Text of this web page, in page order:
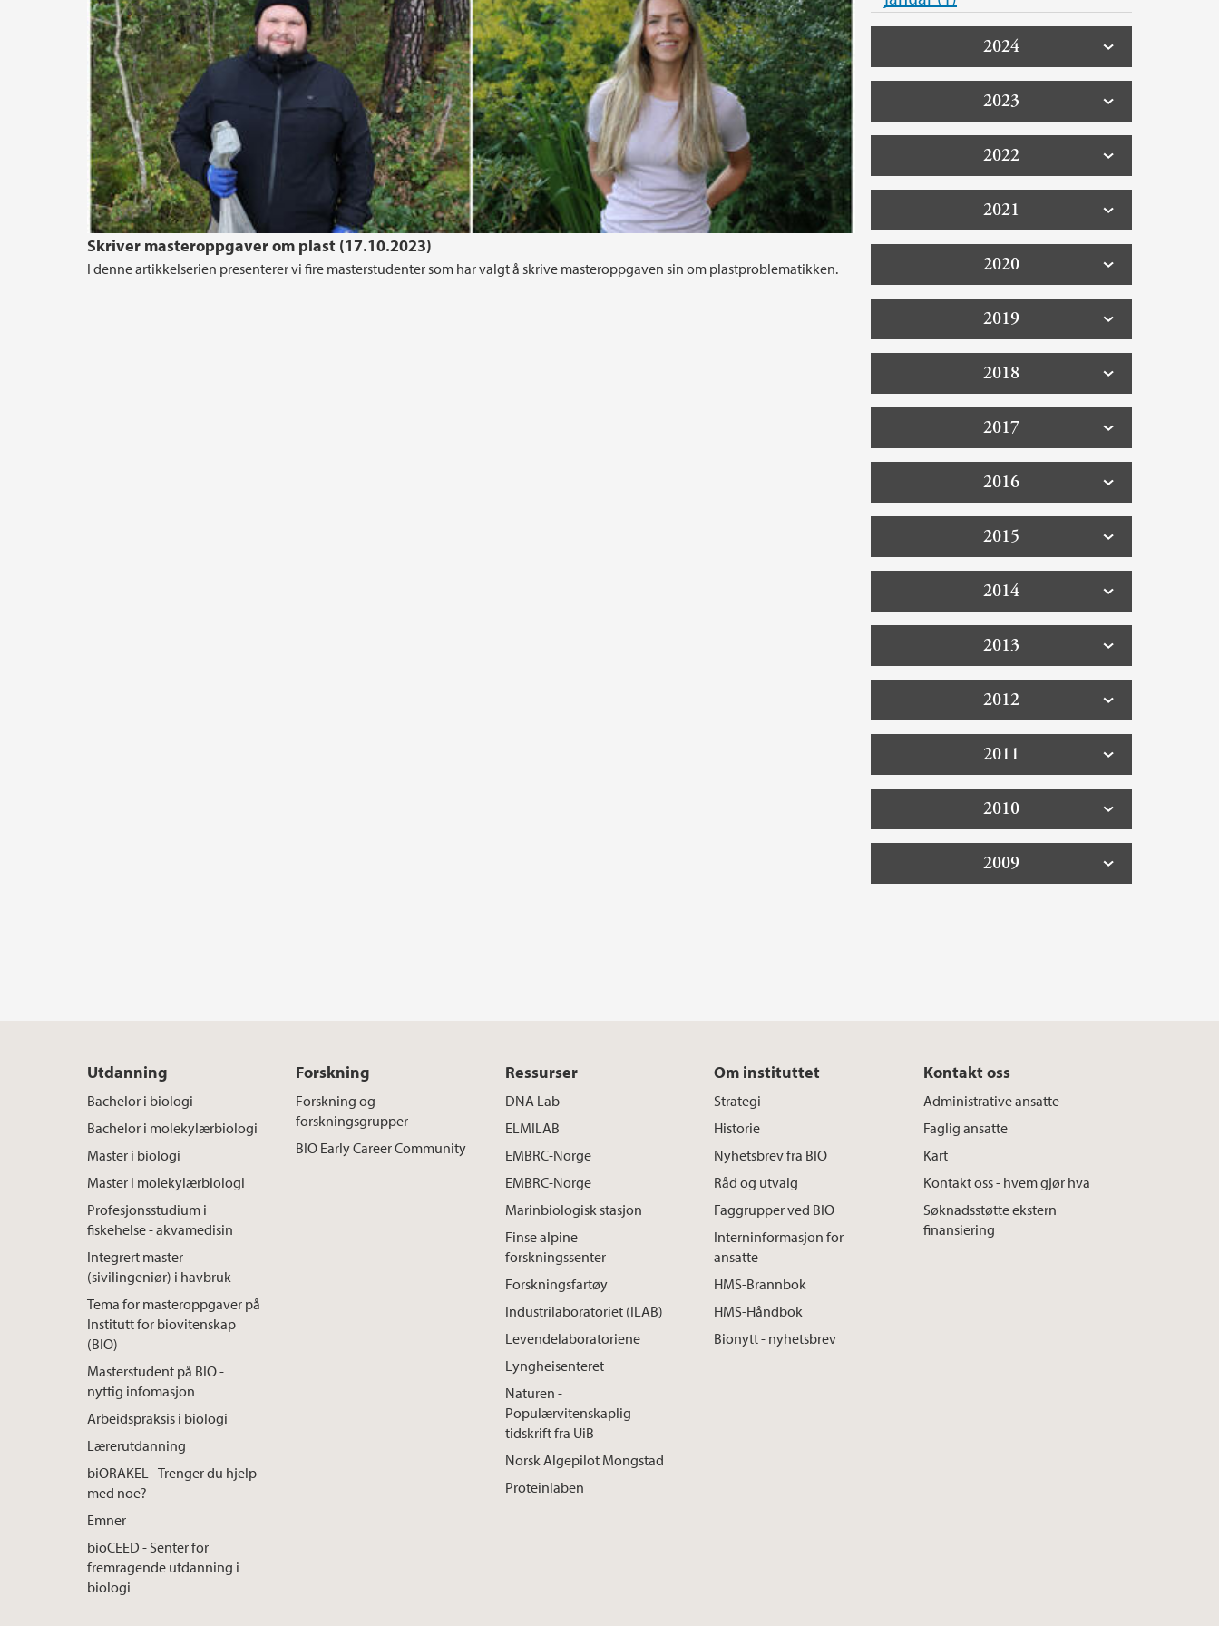
Skriver masteroppgaver om plast (17.10.2023)
I denne artikkelserien presenterer vi fire masterstudenter som har valgt å skrive masteroppgaven sin om plastproblematikken.
2024
2023
2022
2021
2020
2019
2018
2017
2016
2015
2014
2013
2012
2011
2010
2009
Utdanning
Bachelor i biologi
Bachelor i molekylærbiologi
Master i biologi
Master i molekylærbiologi
Profesjonsstudium i
fiskehelse - akvamedisin
Integrert master
(sivilingeniør) i havbruk
Tema for masteroppgaver på
Institutt for biovitenskap
(BIO)
Masterstudent på BIO -
nyttig infomasjon
Arbeidspraksis i biologi
Lærerutdanning
biORAKEL - Trenger du hjelp
med noe?
Emner
bioCEED - Senter for
fremragende utdanning i
biologi
Forskning
Forskning og
forskningsgrupper
BIO Early Career Community
Ressurser
DNA Lab
ELMILAB
EMBRC-Norge
EMBRC-Norge
Marinbiologisk stasjon
Finse alpine
forskningssenter
Forskningsfartøy
Industrilaboratoriet (ILAB)
Levendelaboratoriene
Lyngheisenteret
Naturen -
Populærvitenskaplig
tidskrift fra UiB
Norsk Algepilot Mongstad
Proteinlaben
Om instituttet
Strategi
Historie
Nyhetsbrev fra BIO
Råd og utvalg
Faggrupper ved BIO
Interninformasjon for
ansatte
HMS-Brannbok
HMS-Håndbok
Bionytt - nyhetsbrev
Kontakt oss
Administrative ansatte
Faglig ansatte
Kart
Kontakt oss - hvem gjør hva
Søknadsstøtte ekstern
finansiering